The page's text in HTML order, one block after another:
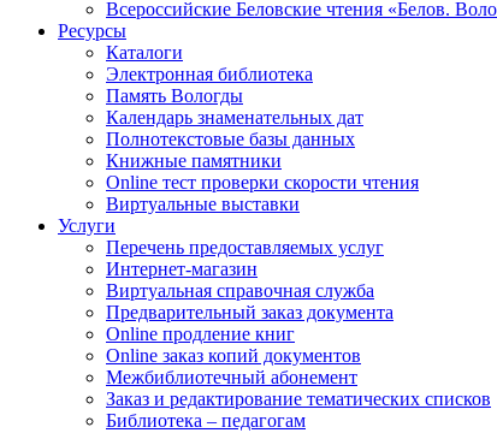
Всероссийские Беловские чтения «Белов.
Ресурсы
Каталоги
Электронная библиотека
Память Вологды
Календарь знаменательных дат
Полнотекстовые базы данных
Книжные памятники
Online тест проверки скорости чтения
Виртуальные выставки
Услуги
Перечень предоставляемых услуг
Интернет-магазин
Виртуальная справочная служба
Предварительный заказ документа
Online продление книг
Online заказ копий документов
Межбиблиотечный абонемент
Заказ и редактирование тематических списков
Библиотека – педагогам